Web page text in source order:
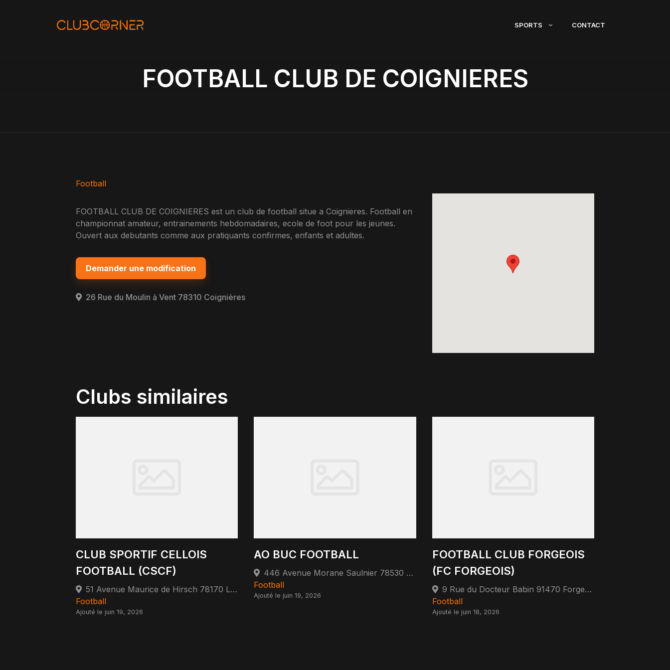
SPORTS CONTACT
FOOTBALL CLUB DE COIGNIERES
Football
FOOTBALL CLUB DE COIGNIERES est un club de football situe a Coignieres. Football en
championnat amateur, entrainements hebdomadaires, ecole de foot pour les jeunes.
Ouvert aux debutants comme aux pratiquants confirmes, enfants et adultes.
Demander une modification
26 Rue du Moulin à Vent 78310 Coignières
Clubs similaires
CLUB SPORTIF CELLOIS
FOOTBALL (CSCF)
51 Avenue Maurice de Hirsch 78170 La Celle-Saint-Cloud
Football
Ajouté le juin 19, 2026
AO BUC FOOTBALL
446 Avenue Morane Saulnier 78530 Buc
Football
Ajouté le juin 19, 2026
FOOTBALL CLUB FORGEOIS
(FC FORGEOIS)
9 Rue du Docteur Babin 91470 Forges-les-Bains
Football
Ajouté le juin 18, 2026